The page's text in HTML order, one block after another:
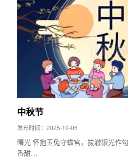
中秋节
发布时间：2025-10-06
曙光 怀抱玉兔守蟾宫，抜澈银光作
香甜…